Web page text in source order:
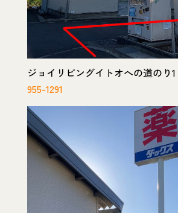
ジョイリビングイトオへの道のり
955-1291